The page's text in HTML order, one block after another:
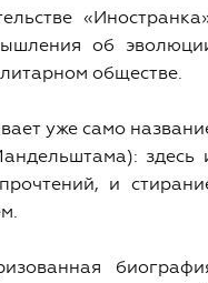
об
обществе.
уже само
здесь
и